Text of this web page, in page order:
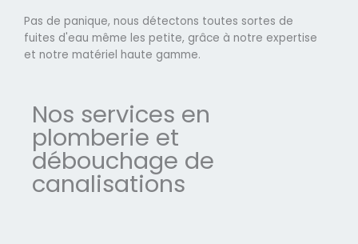
Pas de panique, nous détectons toutes sortes de
fuites d'eau même les petite, grâce à notre expertise
et notre matériel haute gamme.
Nos services en
plomberie et
débouchage de
canalisations